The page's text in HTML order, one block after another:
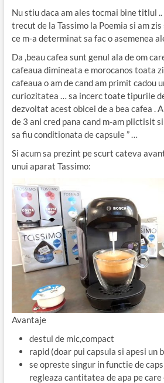
Nu stiu daca am ales tocmai bine titlul ..
trecut de la Tassimo la Poemia si am
ce m-a determinat sa fac o asemenea
Da ,beau cafea sunt genul ala de om
cafeaua dimineata e morocanos toata
cafeaua o am de cand am primit cadou
curiozitatea … sa incerc toate tipurile
dezvoltat acest obicei de a bea cafea .
de 3 ani cred pana cand m-am plictisit
sa fiu conditionata de capsule ” …
Si acum sa prezint pe scurt cateva
unui aparat Tassimo:
Avantaje
destul de mic,compact
rapid (doar pui capsula si apesi un
se opreste singur in functie de
regleaza cantitatea de apa pe